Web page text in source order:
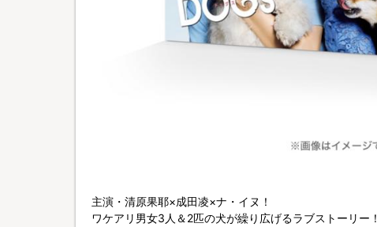
主演・清原果耶×成田凌×ナ・イヌ！
ワケアリ男女3人＆2匹の犬が繰り広げるラブストーリー！